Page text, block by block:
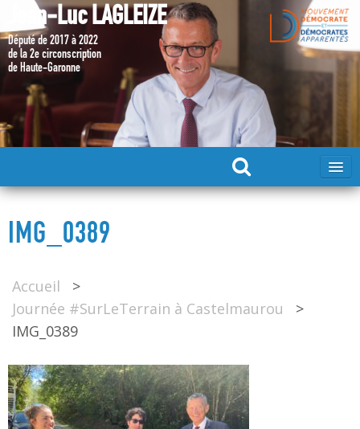
Jean-Luc LAGLEIZE
Député de 2017 à 2022
de la 2e circonscription
de Haute-Garonne
MA CANDIDATURE 2024
DÉPUTÉ 2017 – 2022
IMG_0389
Accueil
>
Journée #SurLeTerrain à Castelmaurou
>
IMG_0389